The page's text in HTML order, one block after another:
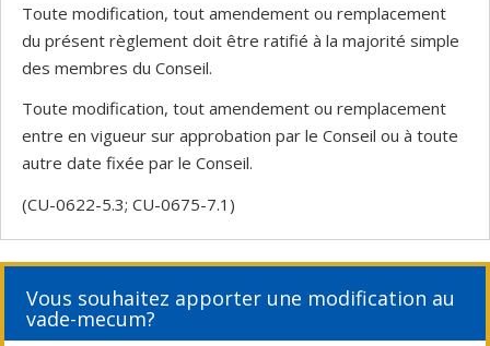
Toute modification, tout amendement ou remplacement
du présent règlement doit être ratifié à la majorité simple
des membres du Conseil.
Toute modification, tout amendement ou remplacement
entre en vigueur sur approbation par le Conseil ou à toute
autre date fixée par le Conseil.
(CU-0622-5.3; CU-0675-7.1)
Vous souhaitez apporter une modification au
vade-mecum?